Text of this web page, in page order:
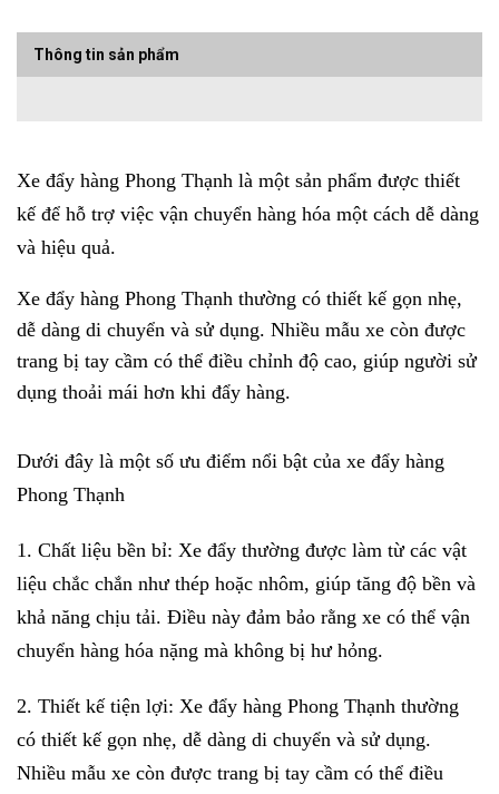
Thông tin sản phẩm
Xe đẩy hàng Phong Thạnh là một sản phẩm được thiết
kế để hỗ trợ việc vận chuyển hàng hóa một cách dễ dàng
và hiệu quả.
Xe đẩy hàng Phong Thạnh thường có thiết kế gọn nhẹ,
dễ dàng di chuyển và sử dụng. Nhiều mẫu xe còn được
trang bị tay cầm có thể điều chỉnh độ cao, giúp người sử
dụng thoải mái hơn khi đẩy hàng.
Dưới đây là một số ưu điểm nổi bật của xe đẩy hàng
Phong Thạnh
1. Chất liệu bền bỉ: Xe đẩy thường được làm từ các vật
liệu chắc chắn như thép hoặc nhôm, giúp tăng độ bền và
khả năng chịu tải. Điều này đảm bảo rằng xe có thể vận
chuyển hàng hóa nặng mà không bị hư hỏng.
2. Thiết kế tiện lợi: Xe đẩy hàng Phong Thạnh thường
có thiết kế gọn nhẹ, dễ dàng di chuyển và sử dụng.
Nhiều mẫu xe còn được trang bị tay cầm có thể điều